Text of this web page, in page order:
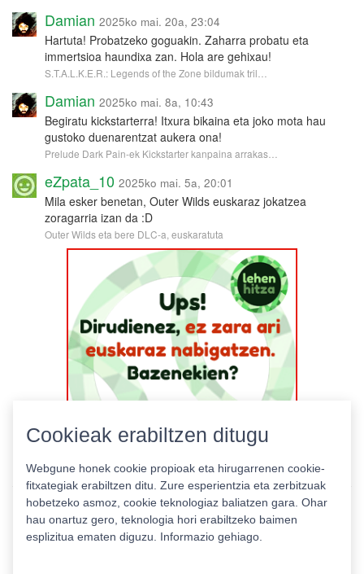
Damian 2025ko mai. 20a, 23:04
Hartuta! Probatzeko goguakin. Zaharra probatu eta
immertsioa haundixa zan. Hola are gehixau!
S.T.A.L.K.E.R.: Legends of the Zone bildumak tril…
Damian 2025ko mai. 8a, 10:43
Begiratu kickstarterra! Itxura bikaina eta joko mota hau
gustoko duenarentzat aukera ona!
Prelude Dark Pain-ek Kickstarter kanpaina arrakas…
eZpata_10 2025ko mai. 5a, 20:01
Mila esker benetan, Outer Wilds euskaraz jokatzea
zoragarria izan da :D
Outer Wilds eta bere DLC-a, euskaratuta
Cookieak erabiltzen ditugu
Webgune honek cookie propioak eta hirugarrenen cookie-
fitxategiak erabiltzen ditu. Zure esperientzia eta zerbitzuak
hobetzeko asmoz, cookie teknologiaz baliatzen gara. Ohar
hau onartuz gero, teknologia hori erabiltzeko baimen
esplizitua ematen diguzu. Informazio gehiago.